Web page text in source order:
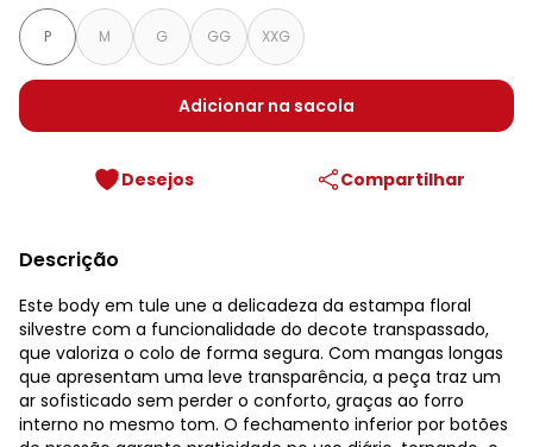
P M G GG XXG
Adicionar na sacola
Desejos Compartilhar
Descrição
Este body em tule une a delicadeza da estampa floral
silvestre com a funcionalidade do decote transpassado,
que valoriza o colo de forma segura. Com mangas longas
que apresentam uma leve transparência, a peça traz um
ar sofisticado sem perder o conforto, graças ao forro
interno no mesmo tom. O fechamento inferior por botões